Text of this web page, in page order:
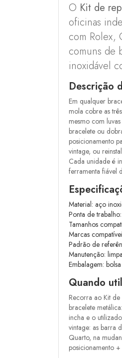
O Kit de
oficinas
com Rolex,
comuns de
inoxidável
Descrição
Em qualquer
mola cobre as
mesmo com
bracelete ou
posicionamento
vintage, ou
Cada unidade é
ferramenta fiável
Material: aço
Ponta de
Tamanhos
Marcas
Padrão de
Manutenção:
Embalagem:
Quando
Recorra ao Kit
bracelete
incha e o
vintage: as barra
Quarto, na
posicionamento